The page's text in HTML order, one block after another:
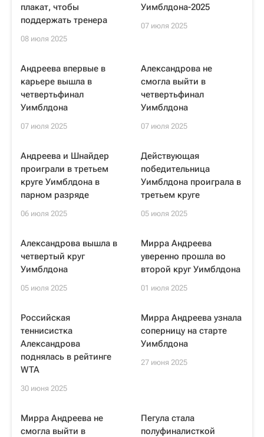
плакат, чтобы
поддержать тренера
08 июля 2025
Уимблдона-2025
07 июля 2025
Андреева впервые в
карьере вышла в
четвертьфинал
Уимблдона
07 июля 2025
Александрова не
смогла выйти в
четвертьфинал
Уимблдона
07 июля 2025
Андреева и Шнайдер
проиграли в третьем
круге Уимблдона в
парном разряде
06 июля 2025
Действующая
победительница
Уимблдона проиграла в
третьем круге
05 июля 2025
Александрова вышла в
четвертый круг
Уимблдона
05 июля 2025
Мирра Андреева
уверенно прошла во
второй круг Уимблдона
01 июля 2025
Российская
теннисистка
Александрова
поднялась в рейтинге
WTA
30 июня 2025
Мирра Андреева узнала
соперницу на старте
Уимблдона
27 июня 2025
Мирра Андреева не
смогла выйти в
Пегула стала
полуфиналисткой